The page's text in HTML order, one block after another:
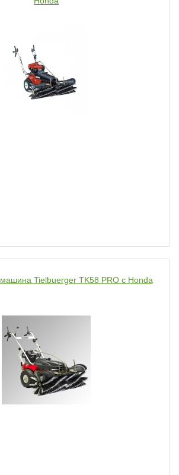
Tielbuerger TK58 PRO с Honda